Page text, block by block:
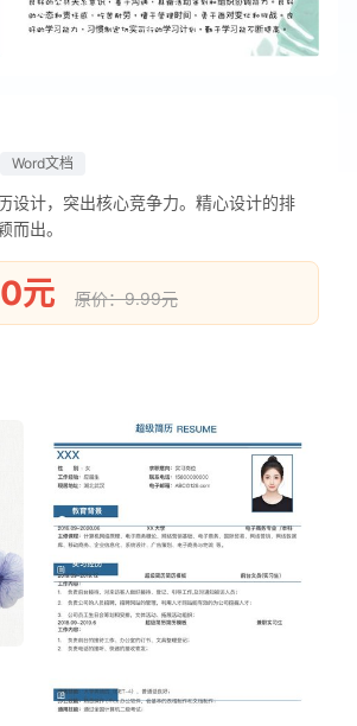
Word文档
设计，突出核心竞争力。精心设计的排
而出。
元 原价：9.99元